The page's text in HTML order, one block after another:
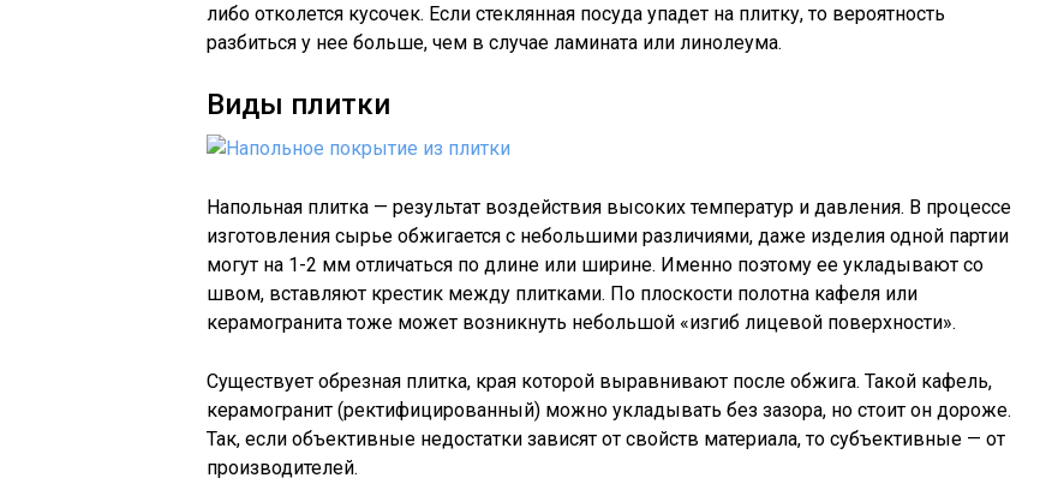
либо отколется кусочек. Если стеклянная посуда упадет на плитку, то вероятность
разбиться у нее больше, чем в случае ламината или линолеума.
Виды плитки
Напольная плитка — результат воздействия высоких температур и давления. В процессе
изготовления сырье обжигается с небольшими различиями, даже изделия одной партии
могут на 1-2 мм отличаться по длине или ширине. Именно поэтому ее укладывают со
швом, вставляют крестик между плитками. По плоскости полотна кафеля или
керамогранита тоже может возникнуть небольшой «изгиб лицевой поверхности».
Существует обрезная плитка, края которой выравнивают после обжига. Такой кафель,
керамогранит (ректифицированный) можно укладывать без зазора, но стоит он дороже.
Так, если объективные недостатки зависят от свойств материала, то субъективные — от
производителей.